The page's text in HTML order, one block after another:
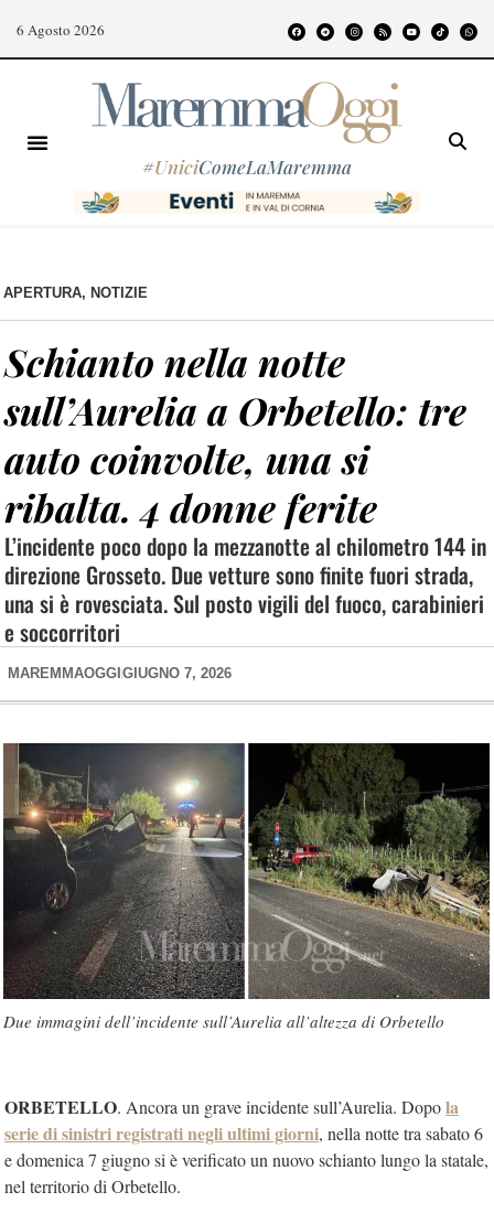
6 Agosto 2026
#UniciComeLaMaremma
APERTURA, NOTIZIE
Schianto nella notte
sull’Aurelia a Orbetello: tre
auto coinvolte, una si
ribalta. 4 donne ferite
L’incidente poco dopo la mezzanotte al chilometro 144 in
direzione Grosseto. Due vetture sono finite fuori strada,
una si è rovesciata. Sul posto vigili del fuoco, carabinieri
e soccorritori
MAREMMAOGGI GIUGNO 7, 2026
Due immagini dell’incidente sull’Aurelia all’altezza di Orbetello
ORBETELLO. Ancora un grave incidente sull’Aurelia. Dopola
serie di sinistri registrati negli ultimi giorni, nella notte tra sabato 6
e domenica 7 giugno si è verificato un nuovo schianto lungo la statale,
nel territorio di Orbetello.